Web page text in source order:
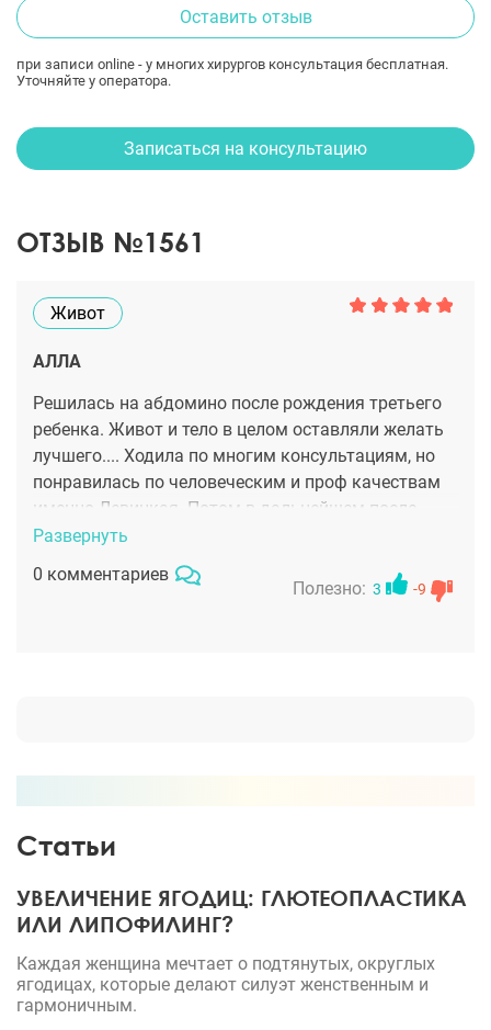
Оставить отзыв
при записи online - у многих хирургов консультация бесплатная.
Уточняйте у оператора.
Записаться на консультацию
ОТЗЫВ №1561
Живот
АЛЛА
Решилась на абдомино после рождения третьего
ребенка. Живот и тело в целом оставляли желать
лучшего.... Ходила по многим консультациям, но
понравилась по человеческим и проф качествам
именно Левицкая. Потом в дальнейшем после
операции и на перевязках она всегда находила
слово чтобы поддержать меня и всегда была на
связи в случае вопросов. Думаю, это оч важно.
выравнялась.
Развернуть
0 комментариев
Полезно: 3 -9
Статьи
УВЕЛИЧЕНИЕ ЯГОДИЦ: ГЛЮТЕОПЛАСТИКА
ИЛИ ЛИПОФИЛИНГ?
Каждая женщина мечтает о подтянутых, округлых
ягодицах, которые делают силуэт женственным и
гармоничным.